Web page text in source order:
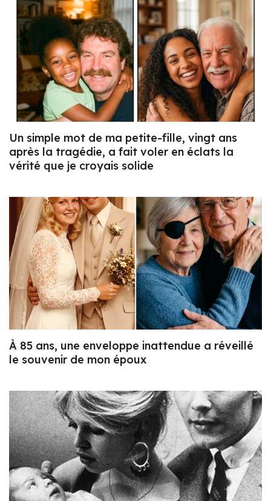
Un simple mot de ma petite-fille, vingt ans
après la tragédie, a fait voler en éclats la
vérité que je croyais solide
À 85 ans, une enveloppe inattendue a réveillé
le souvenir de mon époux